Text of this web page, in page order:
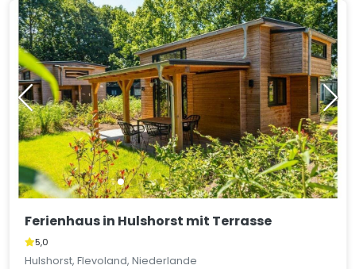
Ferienhaus in Hulshorst mit Terrasse
5,0
Hulshorst, Flevoland, Niederlande